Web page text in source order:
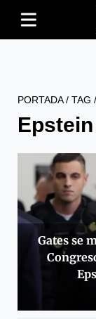
PORTADA/ TAG /
Epstein
Gates se